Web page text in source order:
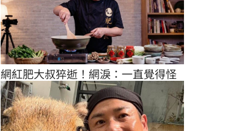
網紅肥大叔猝逝！網淚：一直覺得怪